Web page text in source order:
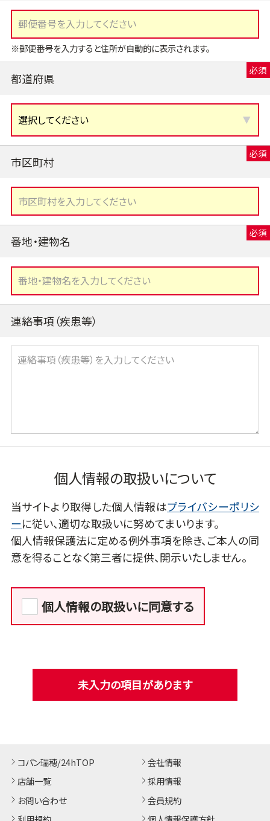
※郵便番号を入力すると住所が自動的に表示されます。
都道府県
市区町村
番地・建物名
連絡事項（疾患等）
個人情報の取扱いについて
当サイトより取得した個人情報はプライバシーポリシ
ーに従い、適切な取扱いに努めてまいります。
個人情報保護法に定める例外事項を除き、ご本人の同
意を得ることなく第三者に提供、開示いたしません。
個人情報の取扱いに同意する
未入力の項目があります
コパン瑞穂/24hTOP
店舗一覧
お問い合わせ
会社情報
採用情報
会員規約